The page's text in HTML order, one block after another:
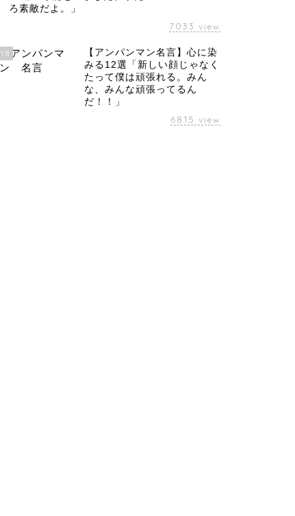
ろ素敵だよ。」
7033 view
18
【アンパンマン名言】心に染
みる12選「新しい顔じゃなく
たって僕は頑張れる。みん
な、みんな頑張ってるん
だ！！」
6815 view